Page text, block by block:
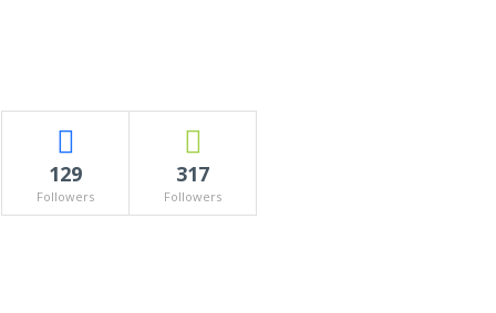
129
Followers
317
Followers